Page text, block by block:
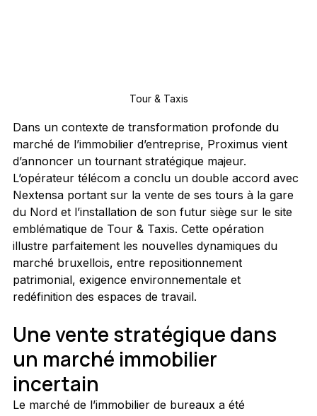
Tour & Taxis
Dans un contexte de transformation profonde du
marché de l’immobilier d’entreprise, Proximus vient
d’annoncer un tournant stratégique majeur.
L’opérateur télécom a conclu un double accord avec
Nextensa portant sur la vente de ses tours à la gare
du Nord et l’installation de son futur siège sur le site
emblématique de Tour & Taxis. Cette opération
illustre parfaitement les nouvelles dynamiques du
marché bruxellois, entre repositionnement
patrimonial, exigence environnementale et
redéfinition des espaces de travail.
Une vente stratégique dans
un marché immobilier
incertain
Le marché de l’immobilier de bureaux a été